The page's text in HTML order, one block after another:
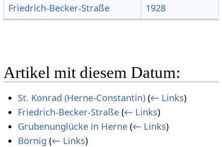
Friedrich-Becker-Straße 1928
Artikel mit diesem Datum:
St. Konrad (Herne-Constantin) (← Links)
Friedrich-Becker-Straße (← Links)
Grubenunglücke in Herne (← Links)
Börnig (← Links)